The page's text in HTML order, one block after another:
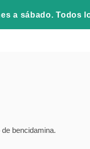
a sábado. Todos
bencidamina.